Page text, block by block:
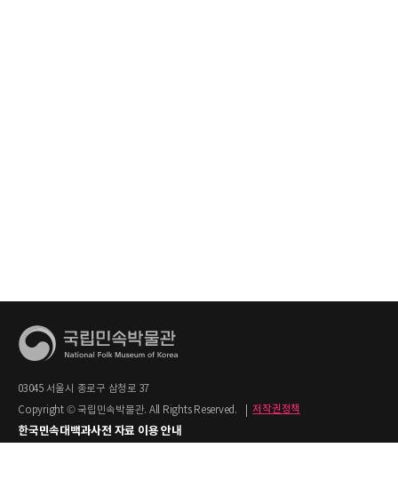
03045 서울시 종로구 삼청로 37
Copyright © 국립민속박물관. All Rights Reserved.
저작권정책
한국민속대백과사전 자료 이용 안내